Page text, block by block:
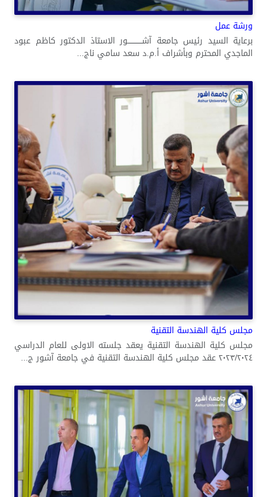
ورشة عمل
برعاية السيد رئيس جامعة آشــــــــــــور الاستاذ الدكتور كاظم عبود
الماجدي المحترم وبأشراف أ.م.د سعد سامي ناج...
مجلس كلية الهندسة التقنية
مجلس كلية الهندسة التقنية يعقد جلسته الاولى للعام الدراسي
٢٠٢٣/٢٠٢٤ عقد مجلس كلية الهندسة التقنية في جامعة آشور ج...